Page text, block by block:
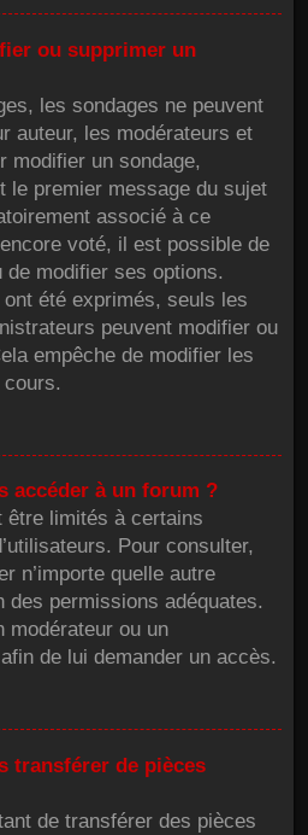
ou supprimer un
les sondages ne peuvent
auteur, les modérateurs et
modifier un sondage,
le premier message du sujet
associé à ce
voté, il est possible de
de modifier ses options.
été exprimés, seuls les
peuvent modifier ou
empêche de modifier les
cours.
accéder à un forum ?
être limités à certains
Pour consulter,
n’importe quelle autre
permissions adéquates.
modérateur ou un
de lui demander un accès.
transférer de pièces
de transférer des pièces